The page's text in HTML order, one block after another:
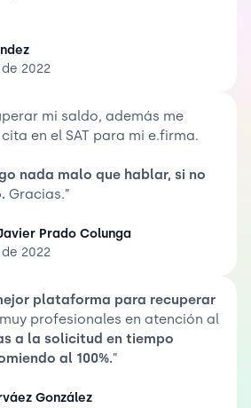
2022
mi saldo, además me
en el SAT para mi e.firma.
nada malo que hablar, si no
Gracias.”
Prado Colunga
2022
plataforma para recuperar
profesionales en atención al
a la solicitud en tiempo
al 100%.”
González